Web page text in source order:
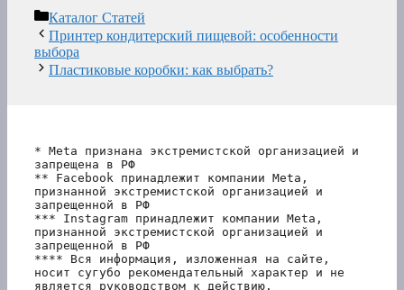
Рубрики
Каталог Статей
Принтер кондитерский пищевой: особенности
выбора
Пластиковые коробки: как выбрать?
* Meta признана экстремистской организацией и
запрещена в РФ
** Facebook принадлежит компании Meta,
признанной экстремистской организацией и
запрещенной в РФ
*** Instagram принадлежит компании Meta,
признанной экстремистской организацией и
запрещенной в РФ
**** Вся информация, изложенная на сайте,
носит сугубо рекомендательный характер и не
является руководством к действию.